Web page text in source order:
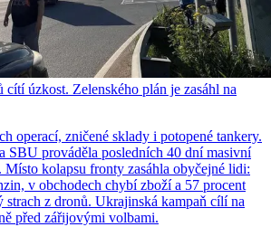
úzkost. Zelenského plán je zasáhl na
operací, zničené sklady i potopené tankery.
SBU prováděla posledních 40 dní masivní
Místo kolapsu fronty zasáhla obyčejné lidi:
v obchodech chybí zboží a 57 procent
strach z dronů. Ukrajinská kampaň cílí na
před zářijovými volbami.